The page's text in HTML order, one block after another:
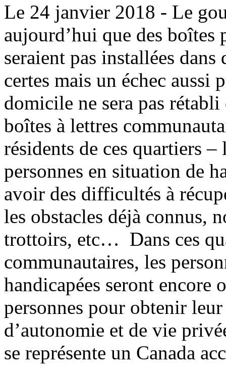
Le 24 janvier 2018 - Le
aujourd’hui que des boîtes
seraient pas installées
certes mais un échec aussi
domicile ne sera pas rétabli
boîtes à lettres
résidents de ces quartiers –
personnes en situation de
avoir des difficultés à
les obstacles déjà connus,
trottoirs, etc… Dans ces
communautaires, les
handicapées seront encore
personnes pour obtenir
d’autonomie et de vie
se représente un Canada